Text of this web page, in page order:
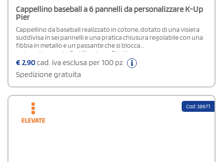
Cappellino baseball a 6 pannelli da personalizzare K-Up
Pier
Cappellino da baseball realizzato in cotone, dotato di una visiera
suddivisa in sei pannelli e una pratica chiusura regolabile con una
fibbia in metallo e un passante che si blocca
automaticamente.Certificazione: Eve Vegan
€2,90cad. iva esclusa per 100 pz
Spedizione gratuita
Cod: 38671